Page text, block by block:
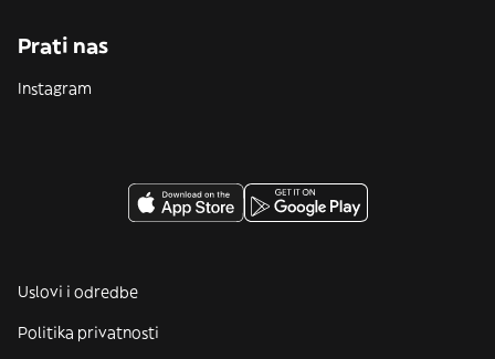
Prati nas
Instagram
Uslovi i odredbe
Politika privatnosti